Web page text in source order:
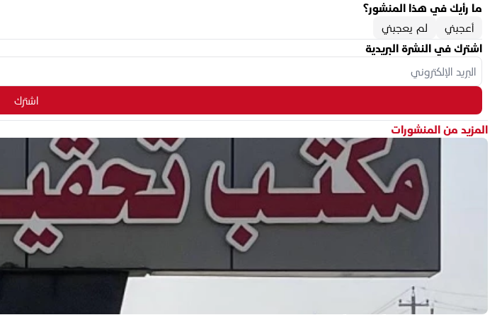
ما رأيك في هذا المنشور؟
أعجبني
لم يعجبني
اشترك في النشرة البريدية
اشترك
المزيد من المنشورات